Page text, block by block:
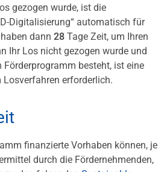
gezogen wurde, ist die
Digitalisierung“ automatisch für
dann 28 Tage Zeit, um Ihren
Ihr Los nicht gezogen wurde und
Förderprogramm besteht, ist eine
erforderlich.
finanzierte Vorhaben können, je
durch die Fördernehmenden,